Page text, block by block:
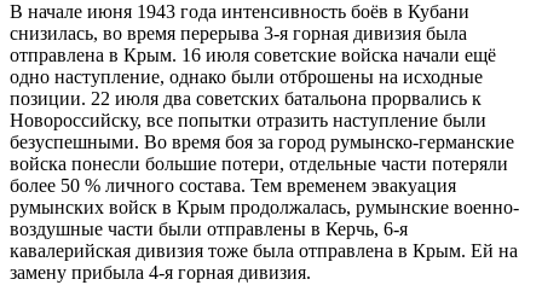
В начале июня 1943 года интенсивность боёв в Кубани
снизилась, во время перерыва 3-я горная дивизия была
отправлена в Крым. 16 июля советские войска начали ещё
одно наступление, однако были отброшены на исходные
позиции. 22 июля два советских батальона прорвались к
Новороссийску, все попытки отразить наступление были
безуспешными. Во время боя за город румынско-германские
войска понесли большие потери, отдельные части потеряли
более 50 % личного состава. Тем временем эвакуация
румынских войск в Крым продолжалась, румынские военно-
воздушные части были отправлены в Керчь, 6-я
кавалерийская дивизия тоже была отправлена в Крым. Ей на
замену прибыла 4-я горная дивизия.